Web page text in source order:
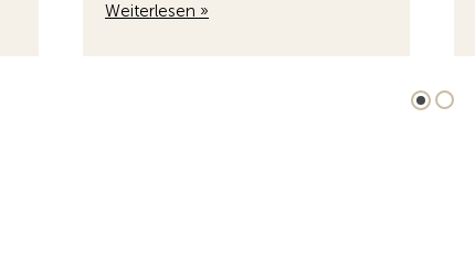
Weiterlesen »